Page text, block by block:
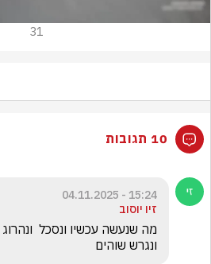
31
10 תגובות
15:24 - 04.11.2025
זיו יוסוב
ונגרש שוהים